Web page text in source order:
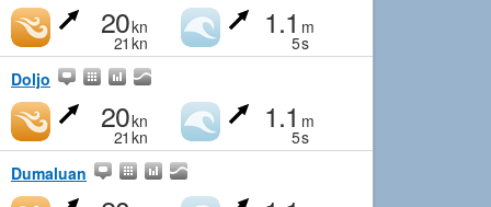
20kn
21 kn
1.1 m
5s
Doljo
20kn
21 kn
1.1 m
5s
Dumaluan